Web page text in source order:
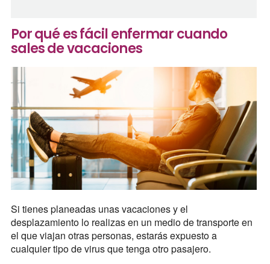
Por qué es fácil enfermar cuando
sales de vacaciones
Si tienes planeadas unas vacaciones y el
desplazamiento lo realizas en un medio de transporte en
el que viajan otras personas, estarás expuesto a
cualquier tipo de virus que tenga otro pasajero.